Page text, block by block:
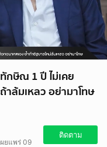
กษิณ 1 ปี ไม่เคย
าล้มเหลว อย่ามาโทษ
ยแพร่ 09
ติดตาม